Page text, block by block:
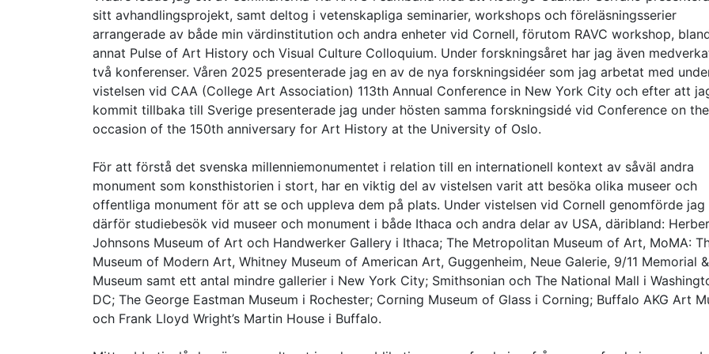
sitt avhandlingsprojekt, samt deltog i vetenskapliga seminarier, workshops och föreläsningsserier
arrangerade av både min värdinstitution och andra enheter vid Cornell, förutom RAVC workshop,
annat Pulse of Art History och Visual Culture Colloquium. Under forskningsåret har jag även
två konferenser. Våren 2025 presenterade jag en av de nya forskningsidéer som jag arbetat med
vistelsen vid CAA (College Art Association) 113th Annual Conference in New York City och efter att
kommit tillbaka till Sverige presenterade jag under hösten samma forskningsidé vid Conference on the
occasion of the 150th anniversary for Art History at the University of Oslo.
För att förstå det svenska millenniemonumentet i relation till en internationell kontext av såväl andra
monument som konsthistorien i stort, har en viktig del av vistelsen varit att besöka olika museer och
offentliga monument för att se och uppleva dem på plats. Under vistelsen vid Cornell genomförde jag
därför studiebesök vid museer och monument i både Ithaca och andra delar av USA, däribland:
Johnsons Museum of Art och Handwerker Gallery i Ithaca; The Metropolitan Museum of Art, MoMA:
Museum of Modern Art, Whitney Museum of American Art, Guggenheim, Neue Galerie, 9/11 Memorial &
Museum samt ett antal mindre gallerier i New York City; Smithsonian och The National Mall i
DC; The George Eastman Museum i Rochester; Corning Museum of Glass i Corning; Buffalo AKG Art
och Frank Lloyd Wright’s Martin House i Buffalo.